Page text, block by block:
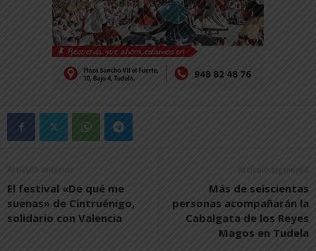
Artículo anterior
El festival «De qué me
suenas» de Cintruénigo,
solidario con Valencia
Artículo siguiente
Más de seiscientas
personas acompañarán la
Cabalgata de los Reyes
Magos en Tudela